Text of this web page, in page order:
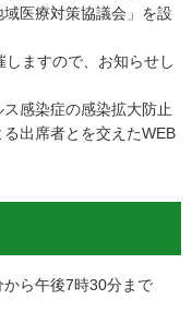
医療対策協議会」を設
ますので、お知らせし
感染症の感染拡大防止
出席者とを交えたWEB
ら午後7時30分まで